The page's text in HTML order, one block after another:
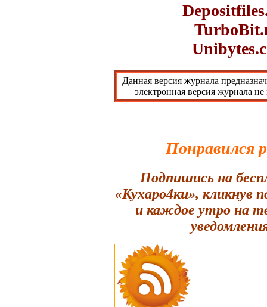
Данная версия журнала
электронная версия журнала
Понравился
Подпишись на
«Кухаро4ки», кликнув
и каждое утро на